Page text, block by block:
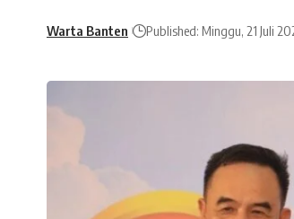
Warta Banten Published: Minggu, 21 Juli